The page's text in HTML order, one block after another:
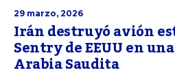
29 marzo, 2026
Irán destruyó avión
Sentry de EEUU en
Arabia Saudita